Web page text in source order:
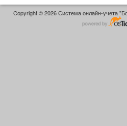
Copyright © 2026 Система онлайн-учета